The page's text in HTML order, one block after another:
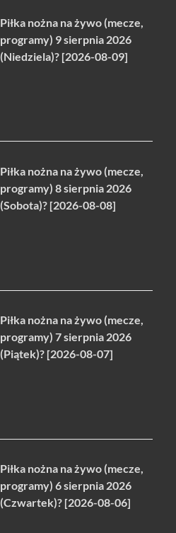
Piłka nożna na żywo (mecze,
programy) 9 sierpnia 2026
(Niedziela)? [2026-08-09]
Piłka nożna na żywo (mecze,
programy) 8 sierpnia 2026
(Sobota)? [2026-08-08]
Piłka nożna na żywo (mecze,
programy) 7 sierpnia 2026
(Piątek)? [2026-08-07]
Piłka nożna na żywo (mecze,
programy) 6 sierpnia 2026
(Czwartek)? [2026-08-06]